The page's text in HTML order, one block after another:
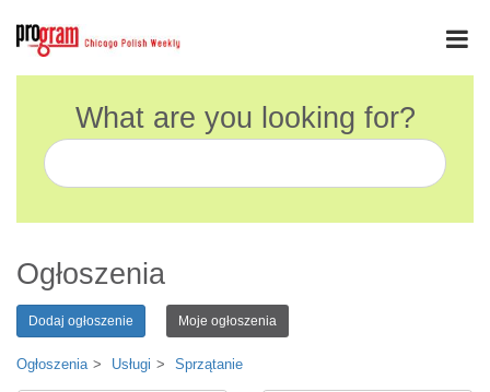
What are you looking for?
Ogłoszenia
Dodaj ogłoszenie Moje ogłoszenia
Ogłoszenia Usługi Sprzątanie